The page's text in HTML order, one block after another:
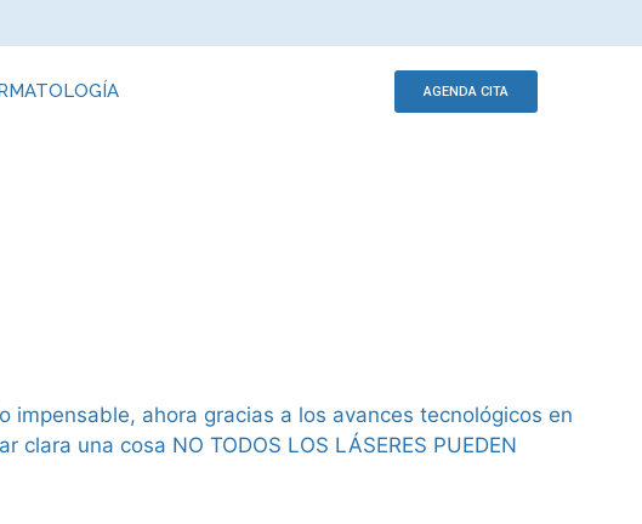
AGENDA CITA
ahora gracias a los avances tecnológicos en
una cosa NO TODOS LOS LÁSERES PUEDEN